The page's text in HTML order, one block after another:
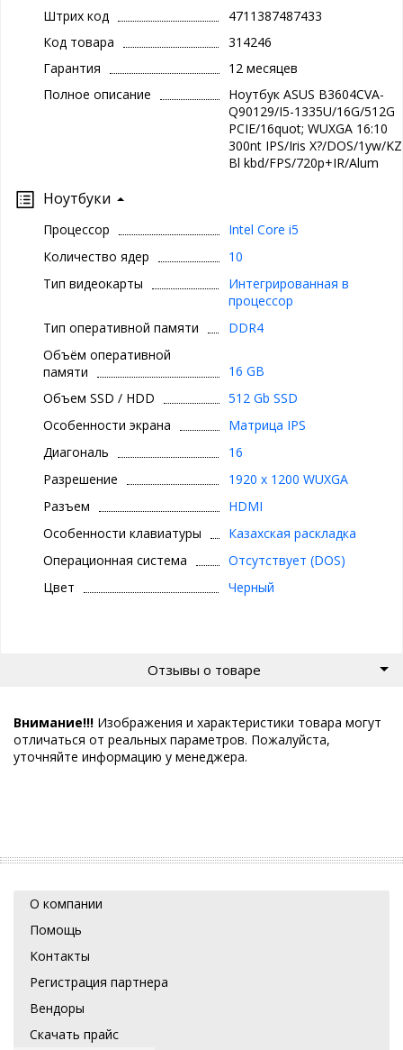
Штрих код
4711387487433
Код товара
314246
Гарантия
12 месяцев
Полное описание
Ноутбук ASUS B3604CVA-
Q90129/I5-1335U/16G/512G
PCIE/16quot; WUXGA 16:10
300nt IPS/Iris X?/DOS/1yw/KZ
Bl kbd/FPS/720p+IR/Alum
Ноутбуки
Процессор
Intel Core i5
Количество ядер
10
Тип видеокарты
Интегрированная в
процессор
Тип оперативной памяти
DDR4
Объём оперативной
памяти
16 GB
Объем SSD / HDD
512 Gb SSD
Особенности экрана
Матрица IPS
Диагональ
16
Разрешение
1920 x 1200 WUXGA
Разъем
HDMI
Особенности клавиатуры
Казахская раскладка
Операционная система
Отсутствует (DOS)
Цвет
Черный
Отзывы о товаре
Внимание!!! Изображения и характеристики товара могут
отличаться от реальных параметров. Пожалуйста,
уточняйте информацию у менеджера.
О компании
Помощь
Контакты
Регистрация партнера
Вендоры
Скачать прайс